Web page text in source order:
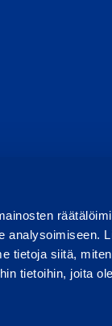
tietoja siitä,
tietoihin, joita